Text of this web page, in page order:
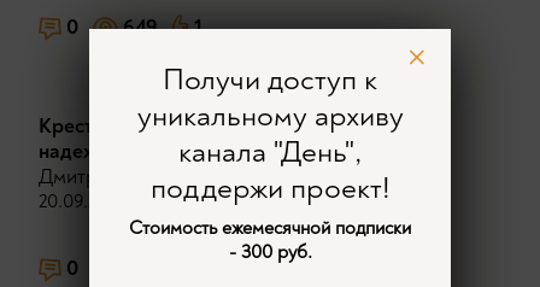
0 649 1
Крестовый поход Рейгана: страх против
надежды.
Дмитрий Михеев
20.09.2024
0
Получи доступ к
уникальному архиву
канала "День",
поддержи проект!
Стоимость ежемесячной подписки
- 300 руб.